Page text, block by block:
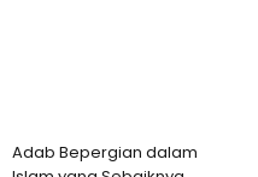
Adab Bepergian dalam